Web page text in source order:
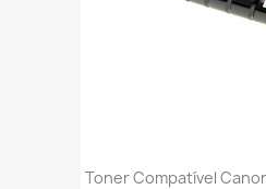
Toner Compatível